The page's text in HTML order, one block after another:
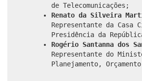
de Telecomunicações;
Renato da Silveira
Representante da Casa
Presidência da
Rogério Santanna dos
Representante do
Planejamento,